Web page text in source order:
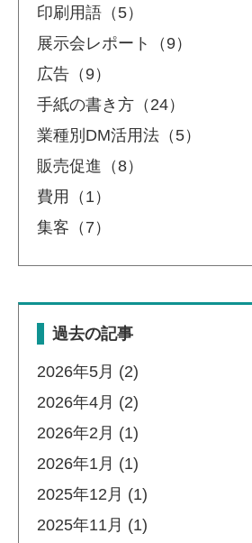
印刷用語（5）
展示会レポート（9）
広告（9）
手紙の書き方（24）
業種別DM活用法（5）
販売促進（8）
費用（1）
集客（7）
過去の記事
2026年5月 (2)
2026年4月 (2)
2026年2月 (1)
2026年1月 (1)
2025年12月 (1)
2025年11月 (1)